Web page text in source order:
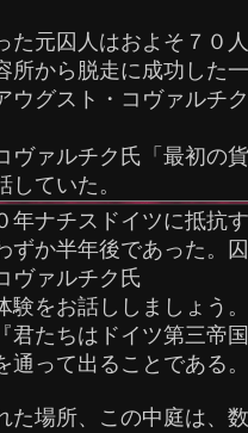
元囚人はおよそ７０
から脱走に成功した
グスト・コヴァルチ
ァルチク氏「最初の
ていた。
ナチスドイツに抵抗
か半年後であった。
ヴァルチク氏
をお話ししましょう
君たちはドイツ第三帝
通って出ることである
場所、この中庭は、